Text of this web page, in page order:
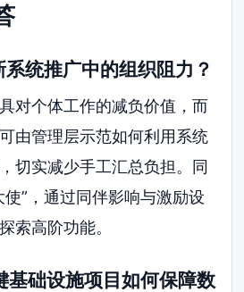
统推广中的组织阻力？
对个体工作的减负价值，而
由管理层示范如何利用系统
切实减少手工汇总负担。同
”，通过同伴影响与激励设
索高阶功能。
基础设施项目如何保障数